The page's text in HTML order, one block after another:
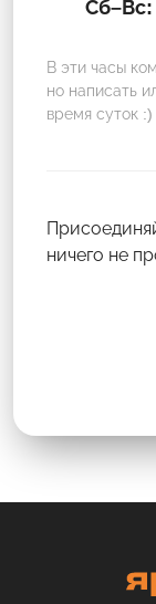
Сб–Вс:
В эти часы
но написать
время суток :)
ничего не